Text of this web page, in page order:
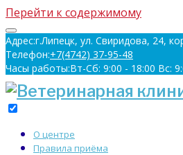
Перейти к содержимому
Адрес:г.Липецк, ул. Свиридова, 24,
Телефон:+7(4742) 37-95-48
Часы работы:Вт-Сб: 9:00 - 18:00 Вс:
О центре
Правила приёма